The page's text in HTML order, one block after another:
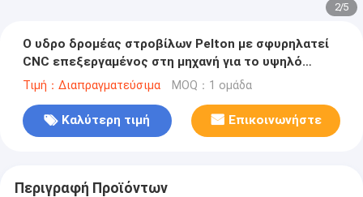
2/5
Ο υδρο δρομέας στροβίλων Pelton με σφυρηλατεί
CNC επεξεργαμένος στη μηχανή για το υψηλό
επικεφαλής πρόγραμμα υδρενέργειας
Τιμή：Διαπραγματεύσιμα MOQ：1 ομάδα
Καλύτερη τιμή Επικοινωνήστε
Περιγραφή Προϊόντων